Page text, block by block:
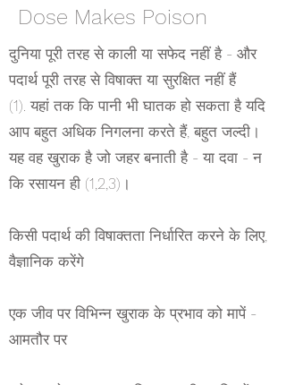
Dose Makes Poison
दुनिया पूरी तरह से काली या सफेद नहीं है - और
पदार्थ पूरी तरह से विषाक्त या सुरक्षित नहीं हैं
(1). यहां तक कि पानी भी घातक हो सकता है यदि
आप बहुत अधिक निगलना करते हैं, बहुत जल्दी।
यह वह खुराक है जो जहर बनाती है - या दवा - न
कि रसायन ही (1,2,3)।
किसी पदार्थ की विषाक्तता निर्धारित करने के लिए,
वैज्ञानिक करेंगे
एक जीव पर विभिन्न खुराक के प्रभाव को मापें -
आमतौर पर